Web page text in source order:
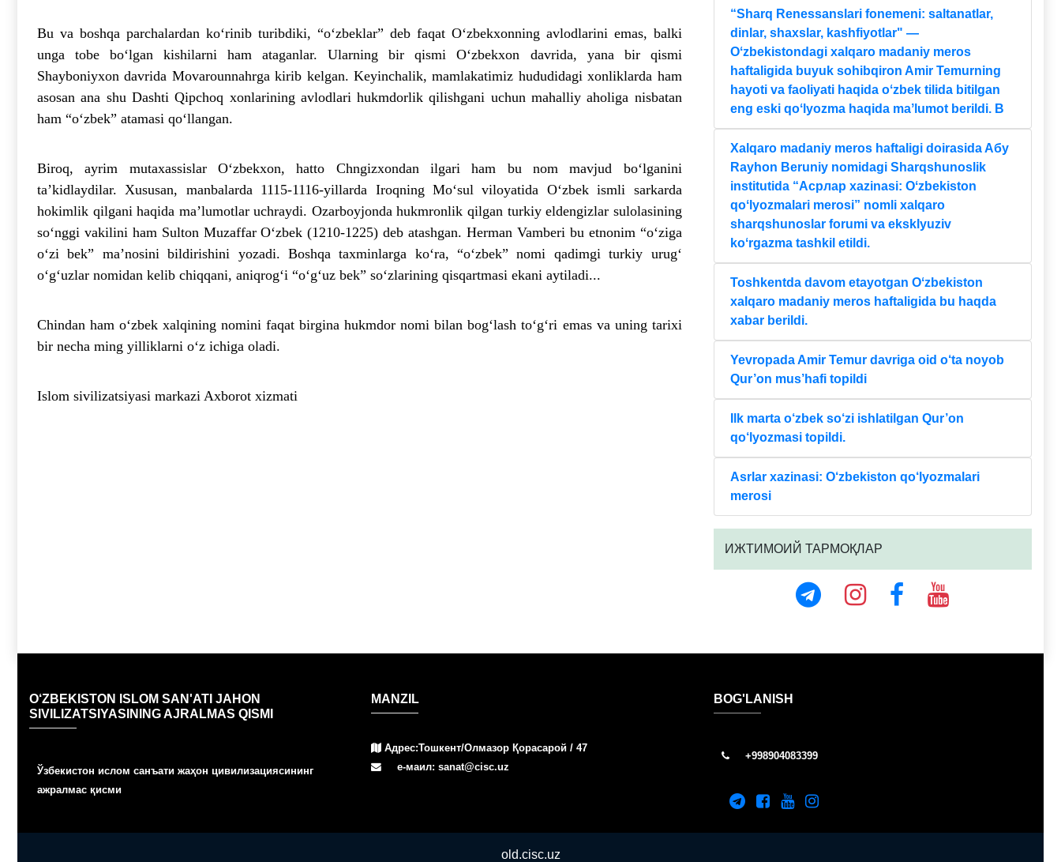
Bu va boshqa parchalardan ko‘rinib turibdiki, “o‘zbeklar” deb faqat O‘zbekxonning avlodlarini emas, balki
unga tobe bo‘lgan kishilarni ham ataganlar. Ularning bir qismi O‘zbekxon davrida, yana bir qismi
Shayboniyxon davrida Movarounnahrga kirib kelgan. Keyinchalik, mamlakatimiz hududidagi xonliklarda ham
asosan ana shu Dashti Qipchoq xonlarining avlodlari hukmdorlik qilishgani uchun mahalliy aholiga nisbatan
ham “o‘zbek” atamasi qo‘llangan.
Biroq, ayrim mutaxassislar O‘zbekxon, hatto Chngizxondan ilgari ham bu nom mavjud bo‘lganini
ta’kidlaydilar. Xususan, manbalarda 1115-1116-yillarda Iroqning Mo‘sul viloyatida O‘zbek ismli sarkarda
hokimlik qilgani haqida ma’lumotlar uchraydi. Ozarboyjonda hukmronlik qilgan turkiy eldengizlar sulolasining
so‘nggi vakilini ham Sulton Muzaffar O‘zbek (1210-1225) deb atashgan. Herman Vamberi bu etnonim “o‘ziga
o‘zi bek” ma’nosini bildirishini yozadi. Boshqa taxminlarga ko‘ra, “o‘zbek” nomi qadimgi turkiy urug‘
o‘g‘uzlar nomidan kelib chiqqani, aniqrog‘i “o‘g‘uz bek” so‘zlarining qisqartmasi ekani aytiladi...
Chindan ham o‘zbek xalqining nomini faqat birgina hukmdor nomi bilan bog‘lash to‘g‘ri emas va uning tarixi
bir necha ming yilliklarni o‘z ichiga oladi.
Islom sivilizatsiyasi markazi Axborot xizmati
“Sharq Renessanslari fonemeni: saltanatlar,
dinlar, shaxslar, kashfiyotlar" —
Oʻzbekistondagi xalqaro madaniy meros
haftaligida buyuk sohibqiron Amir Temurning
hayoti va faoliyati haqida oʻzbek tilida bitilgan
eng eski qoʻlyozma haqida maʼlumot berildi. B
Xalqaro madaniy meros haftaligi doirasida Aбу
Rayhon Beruniy nomidagi Sharqshunoslik
institutida “Aсрлар xazinasi: Oʻzbekiston
qoʻlyozmalari merosi” nomli xalqaro
sharqshunoslar forumi va eksklyuziv
koʻrgazma tashkil etildi.
Toshkentda davom etayotgan Oʻzbekiston
xalqaro madaniy meros haftaligida bu haqda
xabar berildi.
Yevropada Amir Temur davriga oid o‘ta noyob
Qur’on mus’hafi topildi
Ilk marta o‘zbek so‘zi ishlatilgan Qur’on
qo‘lyozmasi topildi.
Asrlar xazinasi: O‘zbekiston qo‘lyozmalari
merosi
ИЖТИМОИЙ ТАРМОҚЛАР
O‘ZBEKISTON ISLOM SAN'ATI JAHON
SIVILIZATSIYASINING AJRALMAS QISMI
Ўзбекистон ислом санъати жаҳон цивилизациясининг
ажралмас қисми
MANZIL
Адрес:Тошкент/Олмазор Қорасарой / 47
е-маил: sanat@cisc.uz
BOG'LANISH
+998904083399
old.cisc.uz